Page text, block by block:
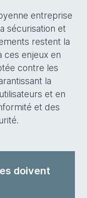
entreprise
sécurisation et
restent la
ces enjeux en
contre les
la
et en
et des
doivent